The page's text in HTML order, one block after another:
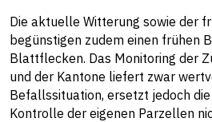
Die aktuelle Witterung sowie der
begünstigen zudem einen frühen
Blattflecken. Das Monitoring der
und der Kantone liefert zwar
Befallssituation, ersetzt jedoch
Kontrolle der eigenen Parzellen